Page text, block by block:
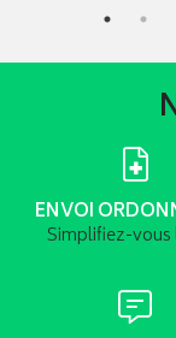
ENVOI
Simplifiez-vous